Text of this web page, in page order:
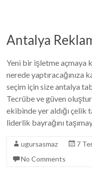
Antalya
Yeni bir işletme açmaya
nerede yaptıracağınıza
seçim için size antalya
Tecrübe ve güven
ekibinde yer aldığı çelik
liderlik bayrağını
ugursasmaz 7
No Comments